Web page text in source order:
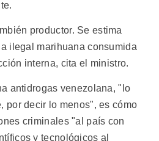
productor. Se estima
ilegal marihuana consumida
interna, cita el ministro.
antidrogas venezolana, "lo
por decir lo menos", es cómo
criminales "al país con
y tecnológicos al